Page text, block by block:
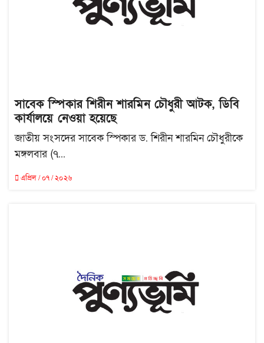
সাবেক স্পিকার শিরীন শারমিন চৌধুরী আটক, ডিবি
কার্যালয়ে নেওয়া হয়েছে
জাতীয় সংসদের সাবেক স্পিকার ড. শিরীন শারমিন চৌধুরীকে
মঙ্গলবার (৭...
এপ্রিল / ০৭ / ২০২৬